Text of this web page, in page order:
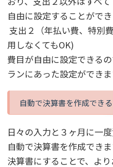
自由に設定することができ
支出２（年払い費、特別
用しなくてもOK)
費目が自由に設定できる
ランにあった設定ができま
自動で決算書を作成できる
日々の入力と３ヶ月に一
自動で決算書を作成できま
決算書にすることで、よ